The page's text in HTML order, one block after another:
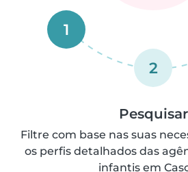
1
2
Pesquisar
Filtre com base nas suas
os perfis detalhados das
infantis em